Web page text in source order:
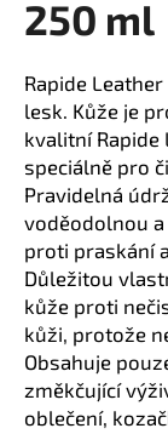
250 ml
Rapide
lesk. Kůže je
kvalitní
speciálně pro
Pravidelná
voděodolnou
proti praskání
Důležitou
kůže proti
kůži, protože
Obsahuje
změkčující
oblečení,
a
í
t
?
D
o